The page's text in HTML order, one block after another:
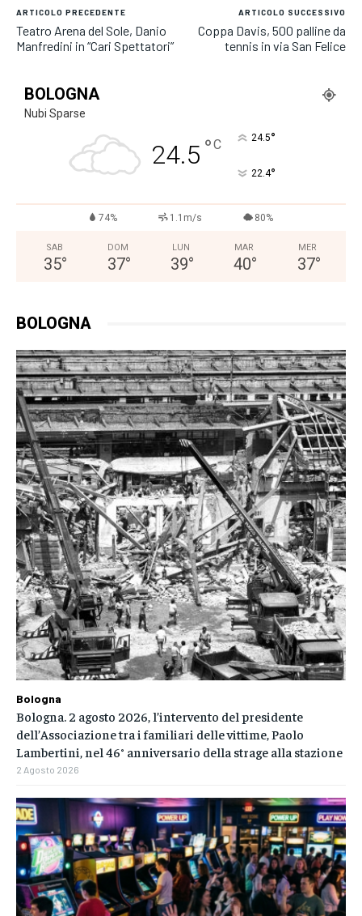
ARTICOLO PRECEDENTE
Teatro Arena del Sole, Danio
Manfredini in “Cari Spettatori”
ARTICOLO SUCCESSIVO
Coppa Davis, 500 palline da
tennis in via San Felice
BOLOGNA
Nubi Sparse
24.5 °C 24.5°
22.4°
74% 1.1m/s 80%
SAB
35°
DOM
37°
LUN
39°
MAR
40°
MER
37°
BOLOGNA
Bologna
Bologna. 2 agosto 2026, l’intervento del presidente
dell’Associazione tra i familiari delle vittime, Paolo
Lambertini, nel 46° anniversario della strage alla stazione
2 Agosto 2026